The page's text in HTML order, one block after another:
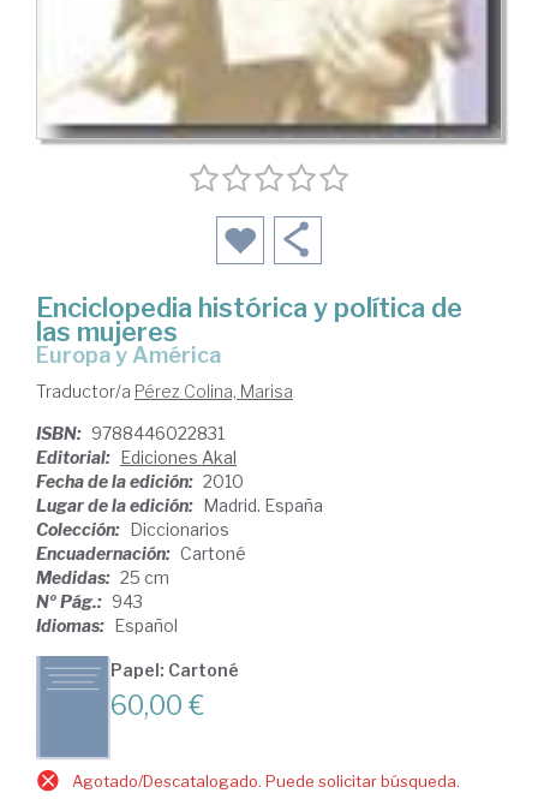
Enciclopedia histórica y política de
las mujeres
Europa y América
Traductor/a Pérez Colina, Marisa
ISBN: 9788446022831
Editorial: Ediciones Akal
Fecha de la edición: 2010
Lugar de la edición: Madrid. España
Colección: Diccionarios
Encuadernación: Cartoné
Medidas: 25 cm
Nº Pág.: 943
Idiomas: Español
Papel: Cartoné
60,00 €
Agotado/Descatalogado. Puede solicitar búsqueda.